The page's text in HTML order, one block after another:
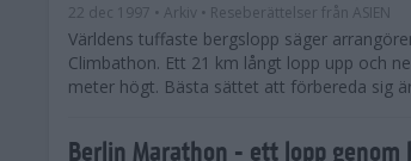
22 dec 1997 • Arkiv • Reseberättelser från ASIEN
Världens tuffaste bergslopp säger
Climbathon. Ett 21 km långt lopp upp och
meter högt. Bästa sättet att förbereda sig
Berlin Marathon - ett lopp genom